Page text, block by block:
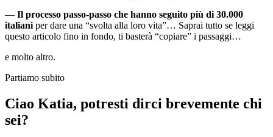
— Il processo passo-passo che hanno seguito più di 30.000
italianiper dare una “svolta alla loro vita”… Saprai tutto se leggi
questo articolo fino in fondo, ti basterà “copiare” i passaggi…
e molto altro.
Partiamo subito
Ciao Katia, potresti dirci brevemente chi
sei?